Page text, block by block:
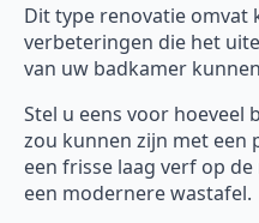
Dit type renovatie omvat
verbeteringen die het
van uw badkamer
Stel u eens voor
zou kunnen zijn met een
een frisse laag verf op
een modernere wastafel.